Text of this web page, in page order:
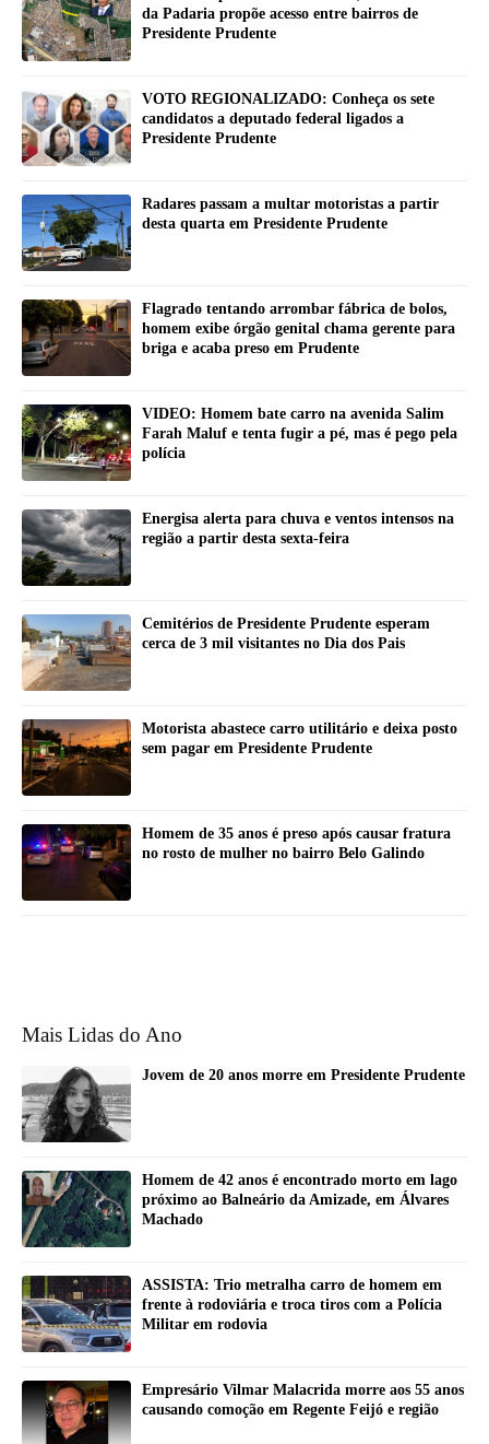
da Padaria propõe acesso entre bairros de
Presidente Prudente
VOTO REGIONALIZADO: Conheça os sete
candidatos a deputado federal ligados a
Presidente Prudente
Radares passam a multar motoristas a partir
desta quarta em Presidente Prudente
Flagrado tentando arrombar fábrica de bolos,
homem exibe órgão genital chama gerente para
briga e acaba preso em Prudente
VIDEO: Homem bate carro na avenida Salim
Farah Maluf e tenta fugir a pé, mas é pego pela
polícia
Energisa alerta para chuva e ventos intensos na
região a partir desta sexta-feira
Cemitérios de Presidente Prudente esperam
cerca de 3 mil visitantes no Dia dos Pais
Motorista abastece carro utilitário e deixa posto
sem pagar em Presidente Prudente
Homem de 35 anos é preso após causar fratura
no rosto de mulher no bairro Belo Galindo
Mais Lidas do Ano
Jovem de 20 anos morre em Presidente Prudente
Homem de 42 anos é encontrado morto em lago
próximo ao Balneário da Amizade, em Álvares
Machado
ASSISTA: Trio metralha carro de homem em
frente à rodoviária e troca tiros com a Polícia
Militar em rodovia
Empresário Vilmar Malacrida morre aos 55 anos
causando comoção em Regente Feijó e região